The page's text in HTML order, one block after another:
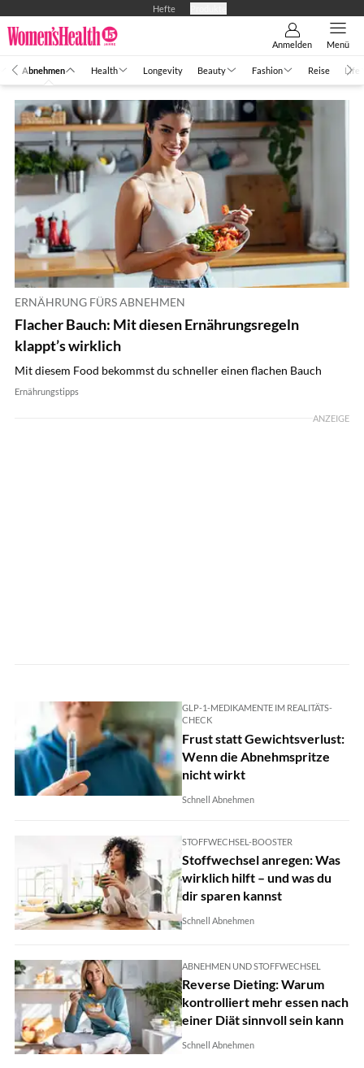
Hefte
Anmelden Menü
Abnehmen Health Longevity Beauty Fashion Reise Life
ERNÄHRUNG FÜRS ABNEHMEN
Flacher Bauch: Mit diesen Ernährungsregeln
klappt’s wirklich
Mit diesem Food bekommst du schneller einen flachen Bauch
Ernährungstipps
ANZEIGE
GLP-1-MEDIKAMENTE IM REALITÄTS-
CHECK
Frust statt Gewichtsverlust:
Wenn die Abnehmspritze
nicht wirkt
Schnell Abnehmen
STOFFWECHSEL-BOOSTER
Stoffwechsel anregen: Was
wirklich hilft – und was du
dir sparen kannst
Schnell Abnehmen
ABNEHMEN UND STOFFWECHSEL
Reverse Dieting: Warum
kontrolliert mehr essen nach
einer Diät sinnvoll sein kann
Schnell Abnehmen